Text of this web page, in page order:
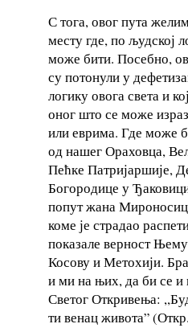
С тога, овог пута
месту где, по људској
може бити. Посебно,
су потонули у
логику овога света и
оног што се може
или еврима. Где може
од нашег Ораховца,
Пећке Патријаршије,
Богородице у
попут жана
коме је страдао
показале верност
Косову и Метохији.
и ми на њих, да би се и
Светог Откривења:
ти венац живота”